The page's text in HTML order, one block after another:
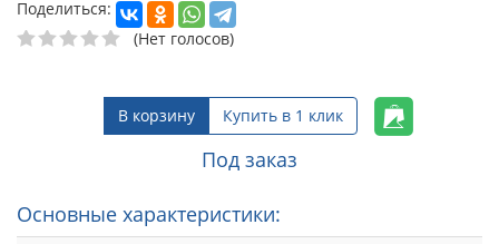
Поделиться:
(Нет голосов)
В корзину Купить в 1 клик
Под заказ
Основные характеристики: